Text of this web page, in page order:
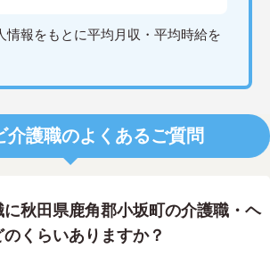
報をもとに平均月収・平均時給を
介護職のよくあるご質問
秋田県鹿角郡小坂町の介護職・ヘ
くらいありますか？